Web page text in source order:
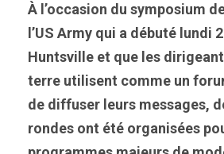
À l’occasion du symposium
l’US Army qui a débuté lundi
Huntsville et que les
terre utilisent comme un
de diffuser leurs messages,
rondes ont été organisées